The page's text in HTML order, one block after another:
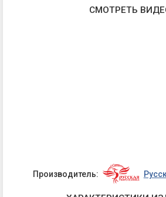
СМОТРЕТЬ
Производитель: